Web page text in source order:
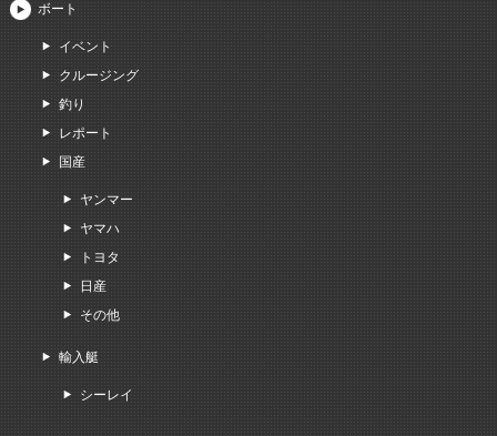
ボート
イベント
クルージング
釣り
レポート
国産
ヤンマー
ヤマハ
トヨタ
日産
その他
輸入艇
シーレイ